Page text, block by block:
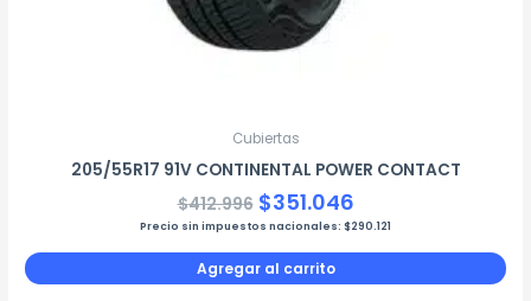
Cubiertas
205/55R17 91V CONTINENTAL POWER CONTACT
$412.996 $351.046
Precio sin impuestos nacionales: $290.121
Agregar al carrito